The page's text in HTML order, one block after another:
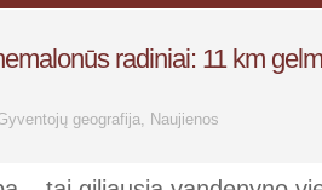
radiniai: 11 km
geografija, Naujienos